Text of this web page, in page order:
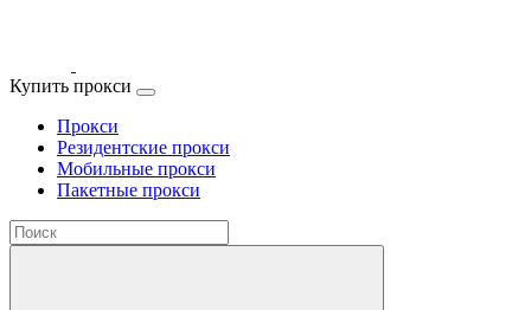
Купить прокси
Прокси
Резидентские прокси
Мобильные прокси
Пакетные прокси